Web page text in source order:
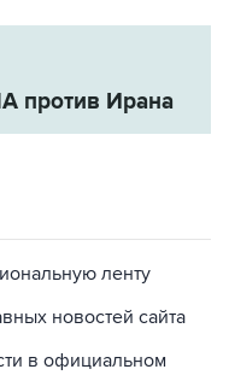
против Ирана
ленту
новостей сайта
в официальном